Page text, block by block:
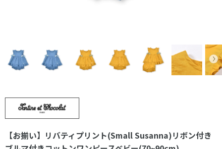
【お揃い】リバティプリント(Small Susanna)リボン付き